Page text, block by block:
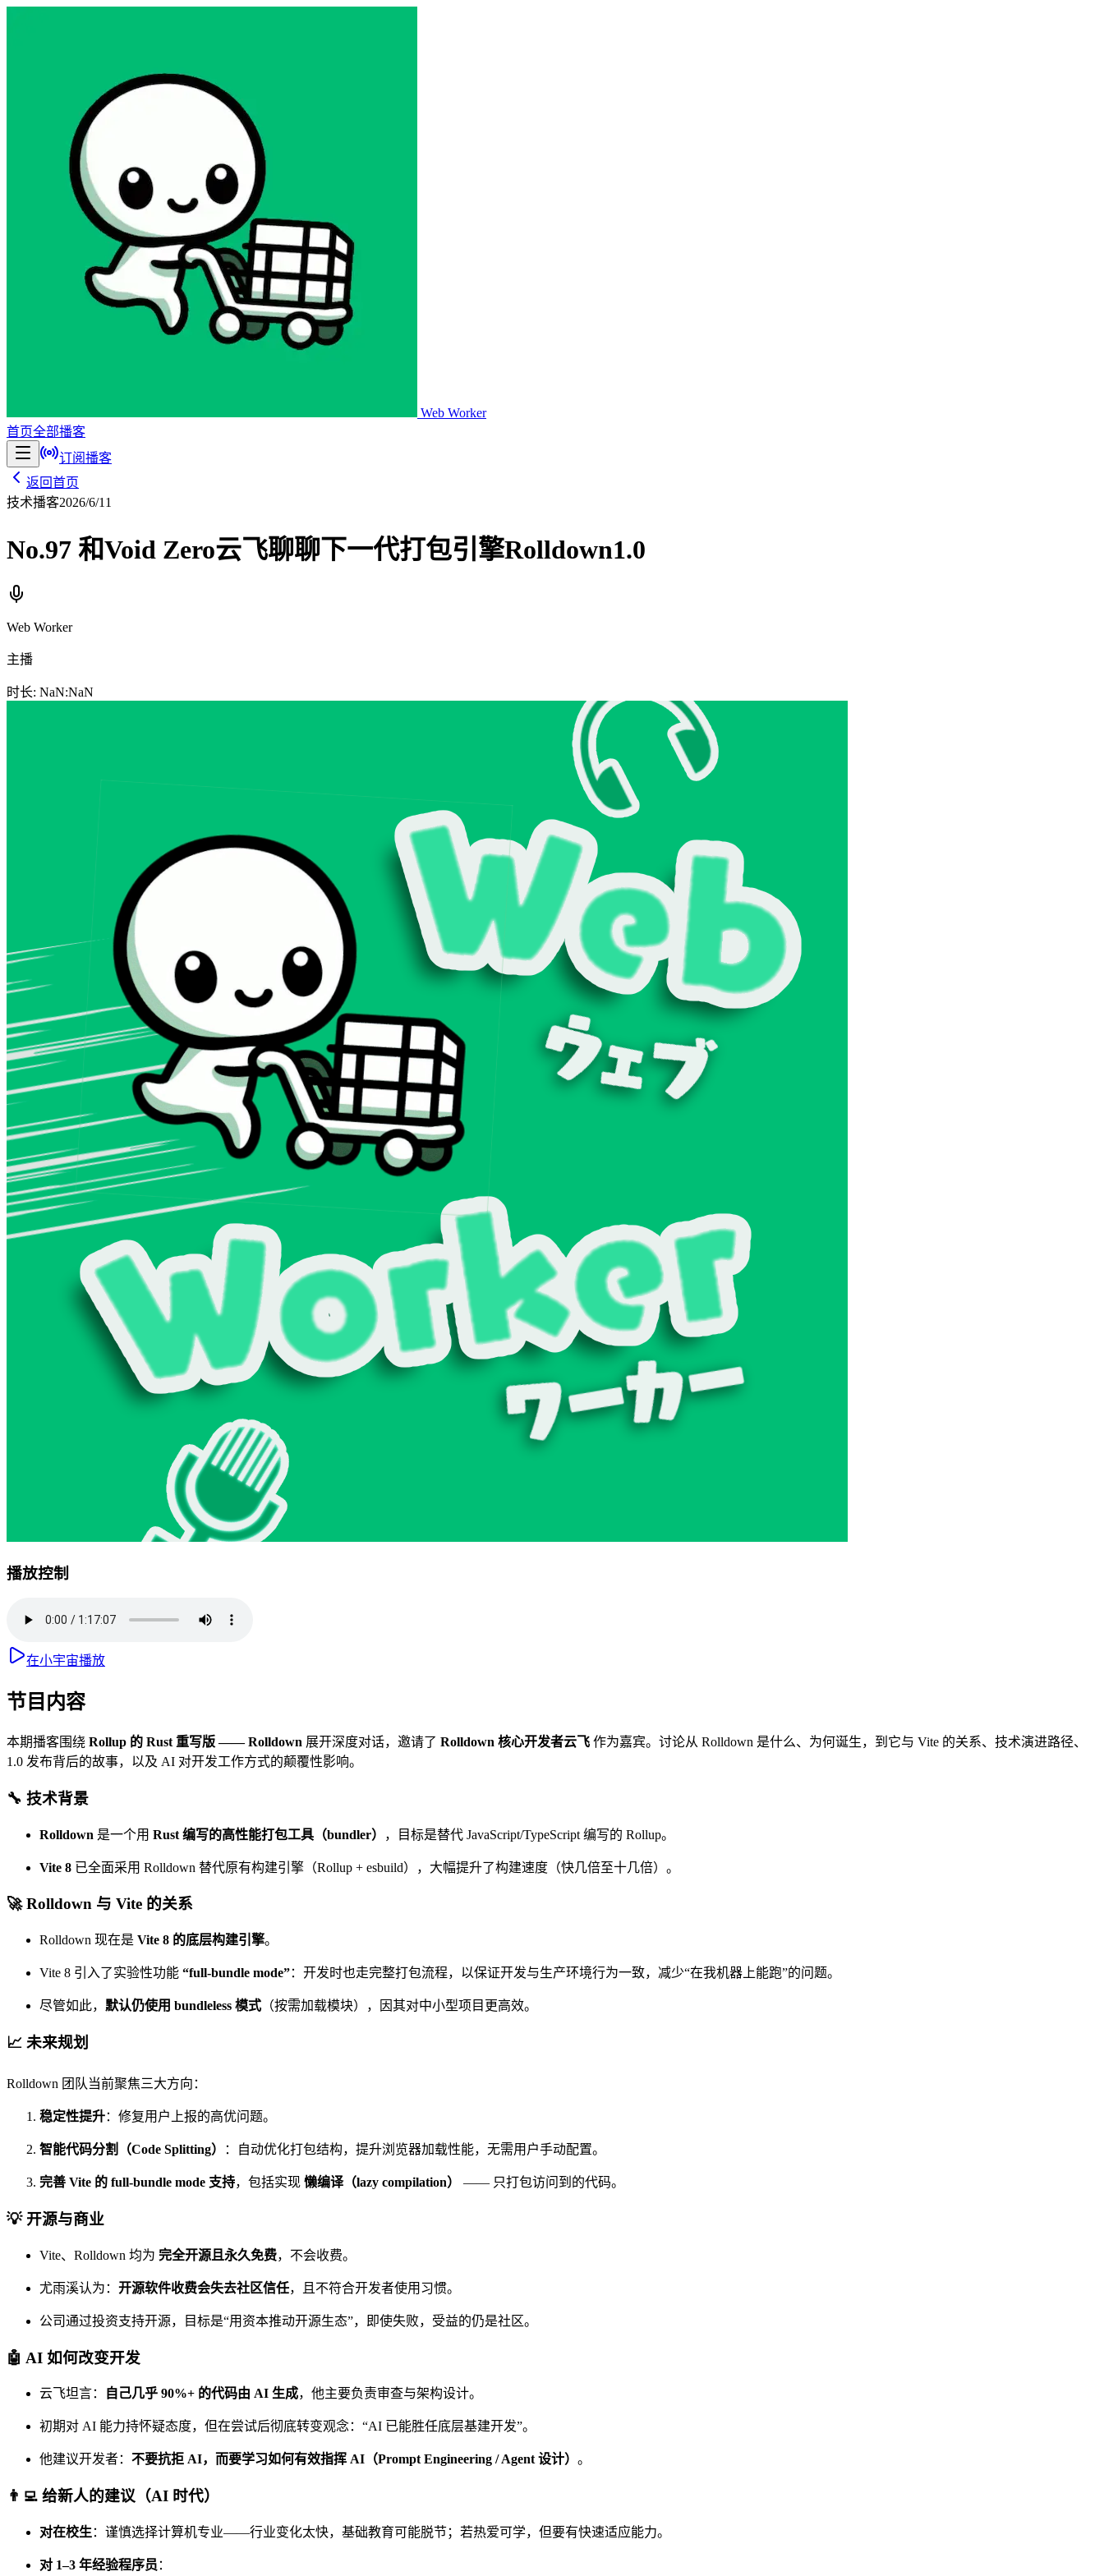
Web Worker
首页全部播客
订阅播客
返回首页
技术播客2026/6/11
No.97 和Void Zero云飞聊聊下一代打包引擎Rolldown1.0
Web Worker
主播
时长: NaN:NaN
播放控制
在小宇宙播放
节目内容
本期播客围绕 Rollup 的 Rust 重写版 —— Rolldown 展开深度对话，邀请了 Rolldown 核心开发者云飞 作为嘉宾。讨论从 Rolldown 是什么、为何诞生，到它与 Vite 的关系、技术演进路径、
1.0 发布背后的故事，以及 AI 对开发工作方式的颠覆性影响。
🔧 技术背景
Rolldown 是一个用 Rust 编写的高性能打包工具（bundler） ，目标是替代 JavaScript/TypeScript 编写的 Rollup。
Vite 8 已全面采用 Rolldown 替代原有构建引擎（Rollup + esbuild），大幅提升了构建速度（快几倍至十几倍）。
🚀 Rolldown 与 Vite 的关系
Rolldown 现在是 Vite 8 的底层构建引擎。
Vite 8 引入了实验性功能 “full-bundle mode”：开发时也走完整打包流程，以保证开发与生产环境行为一致，减少“在我机器上能跑”的问题。
尽管如此， 默认仍使用 bundleless 模式 （按需加载模块），因其对中小型项目更高效。
📈 未来规划
Rolldown 团队当前聚焦三大方向：
稳定性提升：修复用户上报的高优问题。
智能代码分割（Code Splitting） ：自动优化打包结构，提升浏览器加载性能，无需用户手动配置。
完善 Vite 的 full-bundle mode 支持，包括实现 懒编译（lazy compilation） —— 只打包访问到的代码。
💡 开源与商业
Vite、Rolldown 均为 完全开源且永久免费，不会收费。
尤雨溪认为： 开源软件收费会失去社区信任，且不符合开发者使用习惯。
公司通过投资支持开源，目标是“用资本推动开源生态”，即使失败，受益的仍是社区。
🤖 AI 如何改变开发
云飞坦言： 自己几乎 90%+ 的代码由 AI 生成，他主要负责审查与架构设计。
初期对 AI 能力持怀疑态度，但在尝试后彻底转变观念：“AI 已能胜任底层基建开发”。
他建议开发者： 不要抗拒 AI，而要学习如何有效指挥 AI（Prompt Engineering / Agent 设计） 。
👨‍💻 给新人的建议（AI 时代）
对在校生 ：谨慎选择计算机专业——行业变化太快，基础教育可能脱节；若热爱可学，但要有快速适应能力。
对 1–3 年经验程序员 ：